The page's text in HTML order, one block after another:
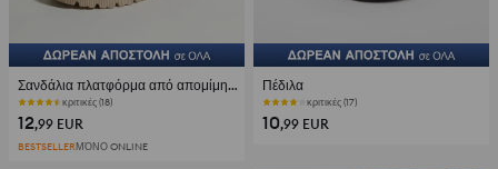
Σανδάλια πλατφόρμα από απομίμηση δέρματος
κριτικές (18)
12,99 EUR
BESTSELLERΜΌΝΟ ONLINE
Πέδιλα
κριτικές (17)
10,99 EUR